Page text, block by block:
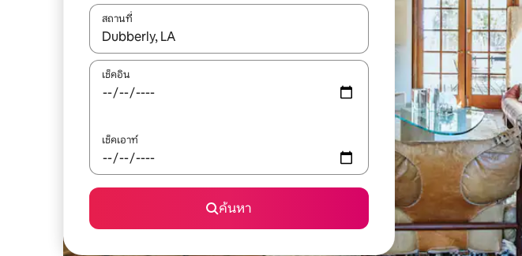
สถานที่
ใช้ลูกศรขึ้นลง หรือใช้การสัมผัสหรือปัด เพื่อสำรวจผลการค้นหา
เช็คอิน
เช็คเอาท์
ค้นหา